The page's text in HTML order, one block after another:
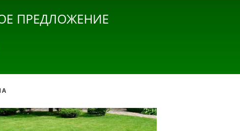
ПРЕДЛОЖЕНИЕ